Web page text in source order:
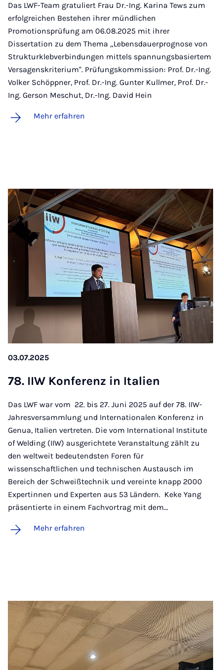
Das LWF-Team gratuliert Frau Dr.-Ing. Karina Tews zum
erfolgreichen Bestehen ihrer mündlichen
Promotionsprüfung am 06.08.2025 mit ihrer
Dissertation zu dem Thema „Lebensdauerprognose von
Strukturklebverbindungen mittels spannungsbasiertem
Versagenskriterium". Prüfungskommission: Prof. Dr.-Ing.
Volker Schöppner, Prof. Dr.-Ing. Gunter Kullmer, Prof. Dr.-
Ing. Gerson Meschut, Dr.-Ing. David Hein
Mehr erfahren
03.07.2025
78. IIW Kon­fe­renz in Ita­li­en
Das LWF war vom 22. bis 27. Juni 2025 auf der 78. IIW-
Jahresversammlung und Internationalen Konferenz in
Genua, Italien vertreten. Die vom International Institute
of Welding (IIW) ausgerichtete Veranstaltung zählt zu
den weltweit bedeutendsten Foren für
wissenschaftlichen und technischen Austausch im
Bereich der Schweißtechnik und vereinte knapp 2000
Expertinnen und Experten aus 53 Ländern. Keke Yang
präsentierte in einem Fachvortrag mit dem…
Mehr erfahren